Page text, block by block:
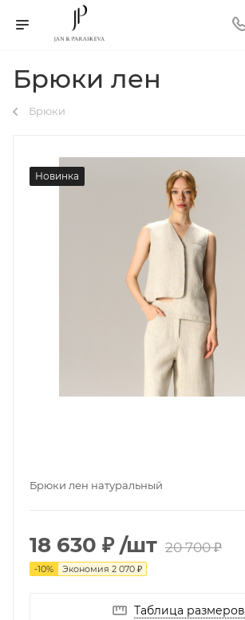
Брюки лен
Брюки
Новинка
Брюки лен натуральный
18 630 ₽ /шт 20 700 ₽
-10% Экономия 2 070 ₽
Таблица размеров